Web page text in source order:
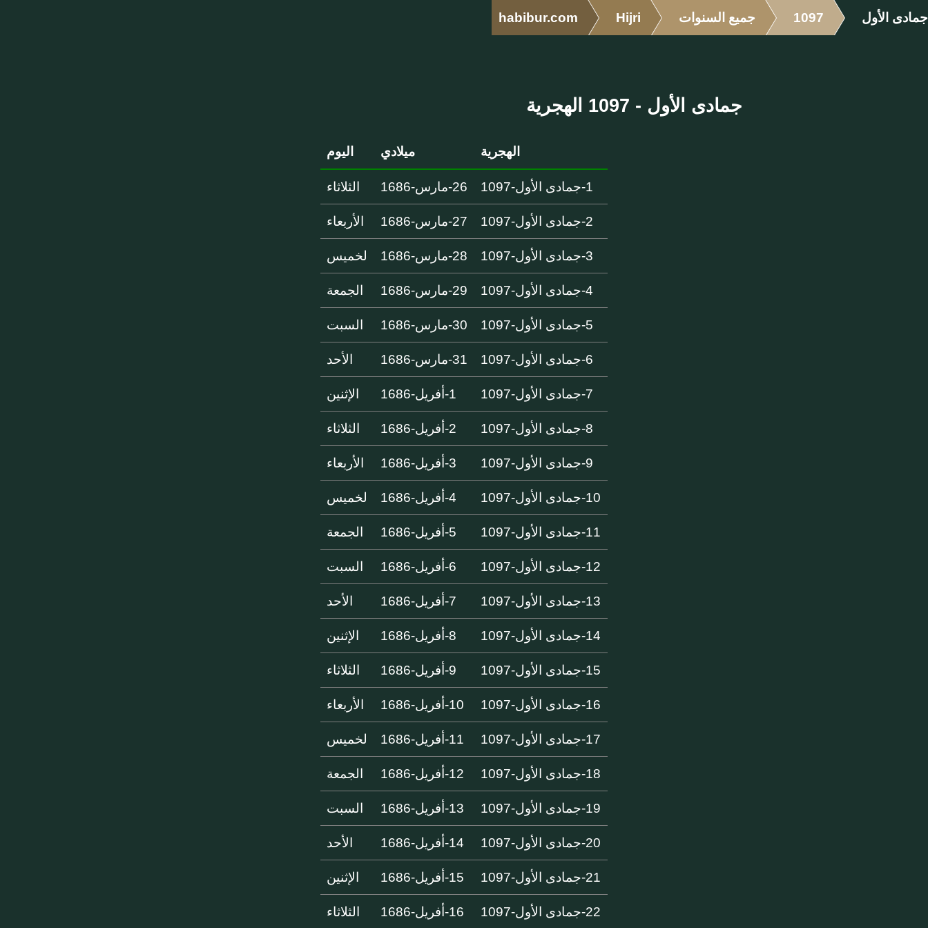
habibur.com Hijri جميع السنوات 1097 جمادى الأول
جمادى الأول - 1097 الهجرية
الهجرية ميلادي اليوم
1-جمادى الأول-1097 26-مارس-1686 الثلاثاء
2-جمادى الأول-1097 27-مارس-1686 الأربعاء
3-جمادى الأول-1097 28-مارس-1686 لخميس
4-جمادى الأول-1097 29-مارس-1686 الجمعة
5-جمادى الأول-1097 30-مارس-1686 السبت
6-جمادى الأول-1097 31-مارس-1686 الأحد
7-جمادى الأول-1097 1-أفريل-1686 الإثنين
8-جمادى الأول-1097 2-أفريل-1686 الثلاثاء
9-جمادى الأول-1097 3-أفريل-1686 الأربعاء
10-جمادى الأول-1097 4-أفريل-1686 لخميس
11-جمادى الأول-1097 5-أفريل-1686 الجمعة
12-جمادى الأول-1097 6-أفريل-1686 السبت
13-جمادى الأول-1097 7-أفريل-1686 الأحد
14-جمادى الأول-1097 8-أفريل-1686 الإثنين
15-جمادى الأول-1097 9-أفريل-1686 الثلاثاء
16-جمادى الأول-1097 10-أفريل-1686 الأربعاء
17-جمادى الأول-1097 11-أفريل-1686 لخميس
18-جمادى الأول-1097 12-أفريل-1686 الجمعة
19-جمادى الأول-1097 13-أفريل-1686 السبت
20-جمادى الأول-1097 14-أفريل-1686 الأحد
21-جمادى الأول-1097 15-أفريل-1686 الإثنين
22-جمادى الأول-1097 16-أفريل-1686 الثلاثاء